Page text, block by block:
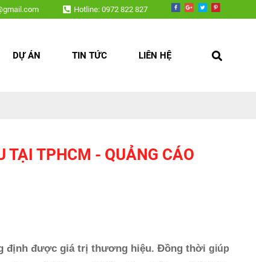
Hotline: 0972 822 827
DỰ ÁN TIN TỨC LIÊN HỆ
TẠI TPHCM - QUẢNG CÁO
định được giá trị thương hiệu. Đồng thời giúp